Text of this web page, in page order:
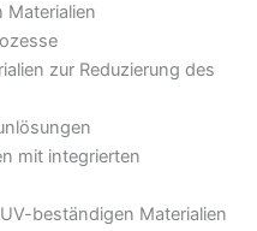
Materialien
zur Reduzierung des
mit integrierten
beständigen Materialien